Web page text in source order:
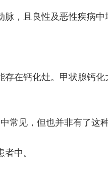
，且良性及恶性疾病中
在钙化灶。甲状腺钙化
常见，但也并非有了这种
中。